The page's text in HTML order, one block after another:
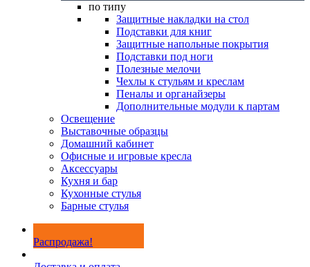
по типу
Защитные накладки на стол
Подставки для книг
Защитные напольные покрытия
Подставки под ноги
Полезные мелочи
Чехлы к стульям и креслам
Пеналы и органайзеры
Дополнительные модули к партам
Освещение
Выставочные образцы
Домашний кабинет
Офисные и игровые кресла
Аксессуары
Кухня и бар
Кухонные стулья
Барные стулья
Распродажа!